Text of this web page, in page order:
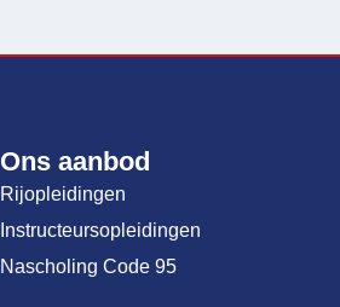
Ons aanbod
Rijopleidingen
Instructeursopleidingen
Nascholing Code 95